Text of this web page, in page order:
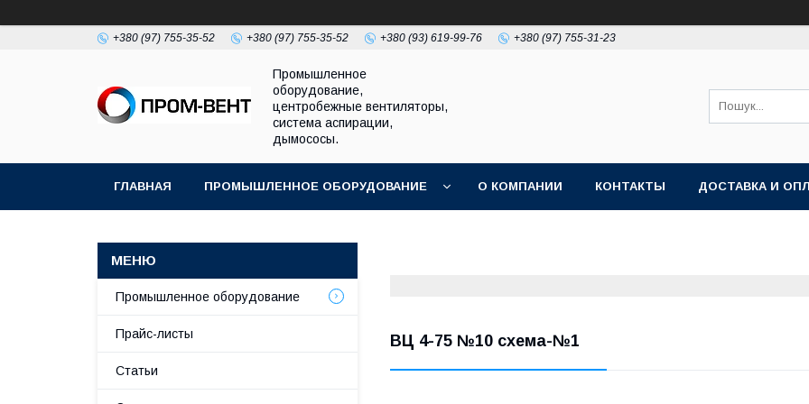
+380 (97) 755-35-52 +380 (97) 755-35-52 +380 (93) 619-99-76 +380 (97) 755-31-23
Промышленное
оборудование,
центробежные вентиляторы,
система аспирации,
дымососы.
ГЛАВНАЯ ПРОМЫШЛЕННОЕ ОБОРУДОВАНИЕ О КОМПАНИИ КОНТАКТЫ ДОСТАВКА И
ВЦ 4-75 №10 схема-№1
Промышленное оборудование
Прайс-листы
Статьи